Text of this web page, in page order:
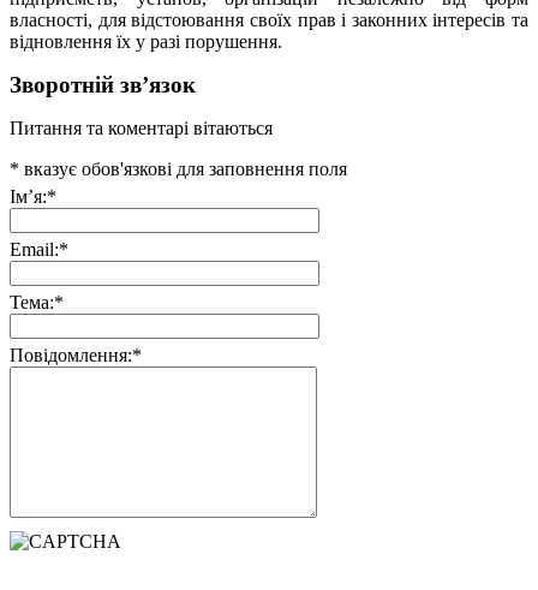
власності, для відстоювання своїх прав і законних інтересів та
відновлення їх у разі порушення.
Зворотній зв’язок
Питання та коментарі вітаються
* вказує обов'язкові для заповнення поля
Ім’я:*
Email:*
Тема:*
Повідомлення:*